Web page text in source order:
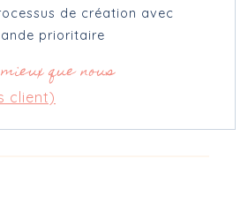
de création avec
prioritaire
que nous
client)